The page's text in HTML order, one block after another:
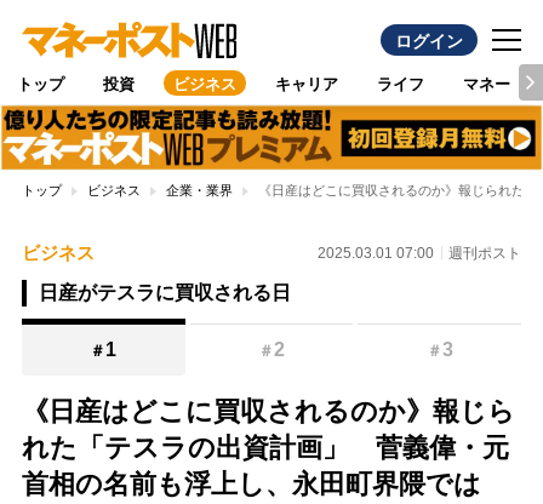
ログイン
トップ 投資 ビジネス キャリア ライフ マネー
トップ ビジネス 企業・業界 《日産はどこに買収されるのか》報じられた
ビジネス 2025.03.01 07:00 週刊ポスト
日産がテスラに買収される日
＃ 1 ＃2 ＃3
《日産はどこに買収されるのか》報じら
れた「テスラの出資計画」 菅義偉・元
首相の名前も浮上し、永田町界隈では